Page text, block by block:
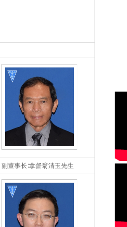
副董事长∶拿督翁清玉先生